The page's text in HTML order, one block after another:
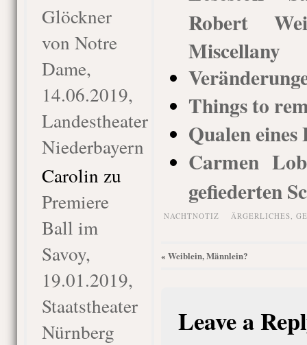
Glöckner
von Notre
Dame,
14.06.2019,
Landestheater
Niederbayern
Carolin zu
Premiere
Ball im
Savoy,
19.01.2019,
Staatstheater
Nürnberg
Robert
Miscellany
Things to
Qualen
Carmen
gefiederten
NACHTNOTIZ ÄRGERLICHES,
« Weiblein, Männlein?
Leave a